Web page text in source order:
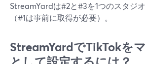
StreamYardは#2と#3を1つのスタジ
（#1は事前に取得が必要）。
StreamYardでTikTokを